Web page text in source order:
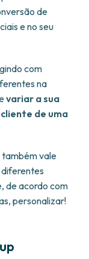
de
e no seu
com
na
variar a sua
de uma
também vale
de acordo com
personalizar!